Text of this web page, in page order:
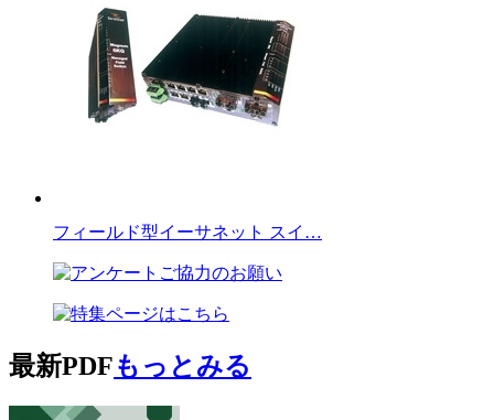
フィールド型イーサネット スイ…
最新PDFもっとみる